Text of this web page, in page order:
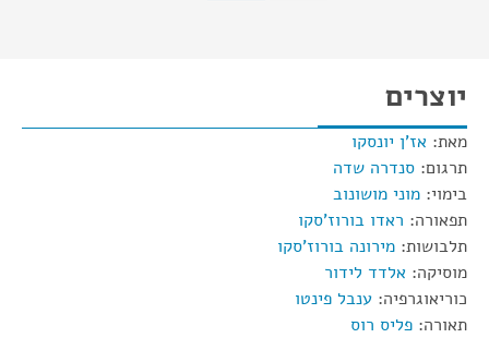
יוצרים
מאת: אז'ן יונסקו
תרגום: סנדרה שדה
בימוי: מוני מושונוב
תפאורה: ראדו בורוז'סקו
תלבושות: מירונה בורוז'סקו
מוסיקה: אלדד לידור
כוריאוגרפיה: ענבל פינטו
תאורה: פליס רוס